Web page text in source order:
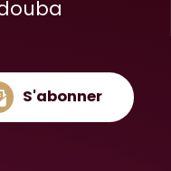
S'abonner